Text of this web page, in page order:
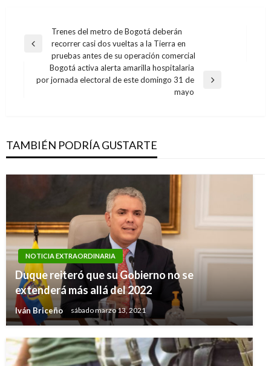
Navegación
de
entradas
Entrada
anterior
Trenes del metro de Bogotá deberán
recorrer casi dos vueltas a la Tierra en
pruebas antes de su operación comercial
Entrada
Bogotá activa alerta amarilla hospitalaria
por jornada electoral de este domingo 31 de
mayo
TAMBIÉN PODRÍA GUSTARTE
NOTICIA EXTRAORDINARIA
Duque reiteró que su Gobierno no se
extenderá más allá del 2022
Iván Briceño sábado marzo 13, 2021